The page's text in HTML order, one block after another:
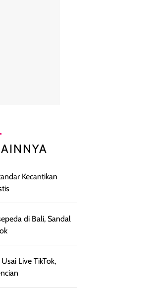
Kecantikan
di Bali, Sandal
Live TikTok,